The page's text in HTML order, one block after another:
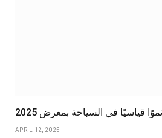
قياسيًا في السياحة بمعرض 2025
APRIL 12, 2025